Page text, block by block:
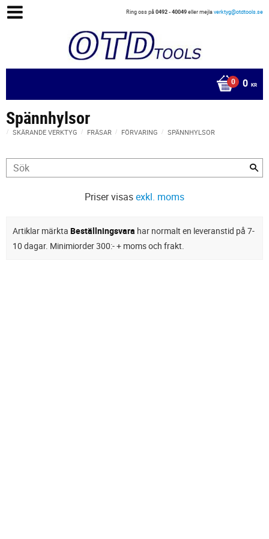
Ring oss på0492 - 40049eller mejlaverktyg@otdtools.se
0 KR
Spännhylsor
SKÄRANDE VERKTYG FRÄSAR FÖRVARING SPÄNNHYLSOR
Priser visasexkl. moms
Artiklar märkta Beställningsvara har normalt en leveranstid på 7-
10 dagar. Minimiorder 300:- + moms och frakt.